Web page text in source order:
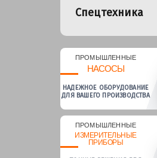
Спецтехника
ПРОМЫШЛЕННЫЕ
НАСОСЫ
НАДЕЖНОЕ ОБОРУДОВАНИЕ
ДЛЯ ВАШЕГО ПРОИЗВОДСТВА
ПРОМЫШЛЕННЫЕ
ИЗМЕРИТЕЛЬНЫЕ
ПРИБОРЫ